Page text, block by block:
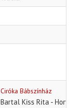
Ciróka Bábszínház
Bartal Kiss Rita - Horváth